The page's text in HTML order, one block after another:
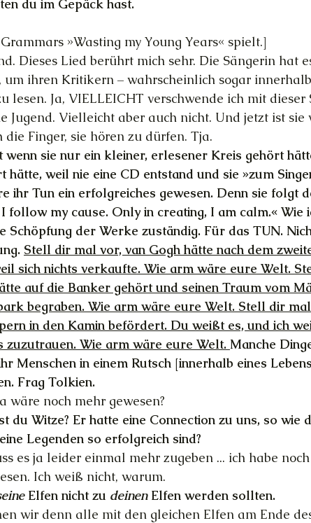
du im Gepäck hast.
»Wasting my Young Years« spielt.]
Dieses Lied berührt mich sehr. Die Sängerin hat
um ihren Kritikern – wahrscheinlich sogar
lesen. Ja, VIELLEICHT verschwende ich mit dieser
Jugend. Vielleicht aber auch nicht. Und jetzt ist
die Finger, sie hören zu dürfen. Tja.
wenn sie nur ein kleiner, erlesener Kreis gehört
hätte, weil nie eine CD entstand und sie »zum
ihr Tun ein erfolgreiches gewesen. Denn sie folgt
follow my cause. Only in creating, I am calm.« Wie
Schöpfung der Werke zuständig. Für das TUN.
Stell dir mal vor, van Gogh hätte nach dem
sich nichts verkaufte. Wie arm wäre eure Welt.
auf die Banker gehört und seinen Traum vom
begraben. Wie arm wäre eure Welt. Stell dir
in den Kamin befördert. Du weißt es, und ich
zuzutrauen. Wie arm wäre eure Welt. Manche
Menschen in einem Rutsch [innerhalb eines
Frag Tolkien.
wäre noch mehr gewesen?
du Witze? Er hatte eine Connection zu uns, so wie
Legenden so erfolgreich sind?
es ja leider einmal mehr zugeben ... ich habe
Ich weiß nicht, warum.
Elfen nicht zu deinen Elfen werden sollten.
wir denn alle mit den gleichen Elfen am Ende